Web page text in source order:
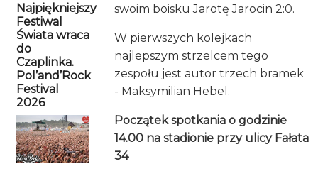
Najpiękniejszy
Festiwal
Świata wraca
do
Czaplinka.
Pol’and’Rock
Festival
2026
swoim boisku Jarotę Jarocin 2:0.
W pierwszych kolejkach
najlepszym strzelcem tego
zespołu jest autor trzech bramek
- Maksymilian Hebel.
Początek spotkania o godzinie
14.00 na stadionie przy ulicy Fałata
34